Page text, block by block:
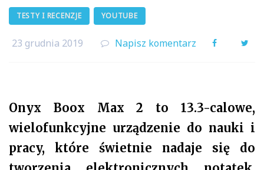
TESTY I RECENZJE YOUTUBE
23 grudnia 2019 Napisz komentarz Facebook
Onyx Boox Max 2 to 13.3-calowe,
wielofunkcyjne urządzenie do nauki i
pracy, które świetnie nadaje się do